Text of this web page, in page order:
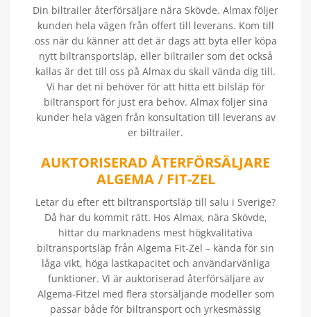
Din biltrailer återförsäljare nära Skövde. Almax följer
kunden hela vägen från offert till leverans. Kom till
oss när du känner att det är dags att byta eller köpa
nytt biltransportsläp, eller biltrailer som det också
kallas är det till oss på Almax du skall vända dig till.
Vi har det ni behöver för att hitta ett bilsläp för
biltransport för just era behov. Almax följer sina
kunder hela vägen från konsultation till leverans av
er biltrailer.
AUKTORISERAD ÅTERFÖRSÄLJARE
ALGEMA / FIT-ZEL
Letar du efter ett biltransportsläp till salu i Sverige?
Då har du kommit rätt. Hos Almax, nära Skövde,
hittar du marknadens mest högkvalitativa
biltransportsläp från Algema Fit-Zel – kända för sin
låga vikt, höga lastkapacitet och användarvänliga
funktioner. Vi är auktoriserad återförsäljare av
Algema-Fitzel med flera storsäljande modeller som
passar både för biltransport och yrkesmässig